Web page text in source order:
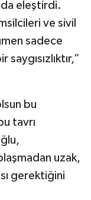
da eleştirdi.
ve sivil
sadece
bu
tavrı
uzak,
gerektiğini